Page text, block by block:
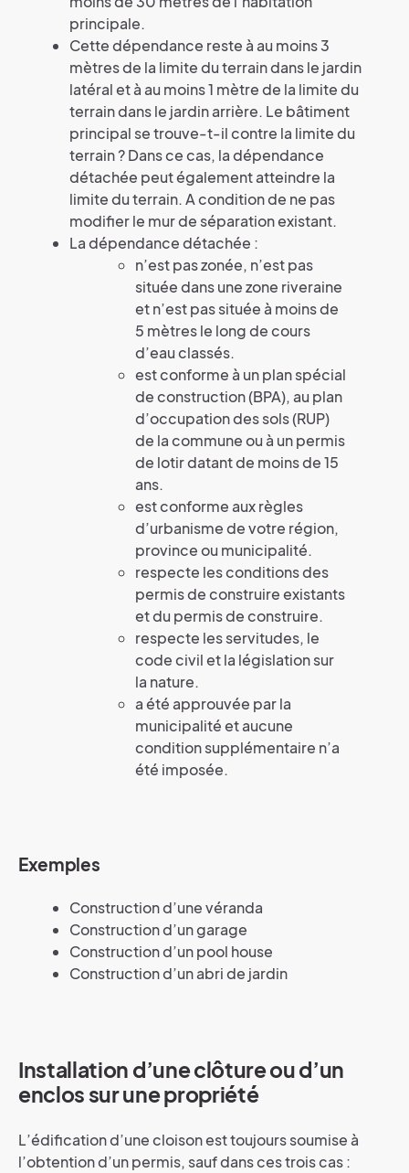
principale.
Cette dépendance reste à au moins 3
mètres de la limite du terrain dans le jardin
latéral et à au moins 1 mètre de la limite du
terrain dans le jardin arrière. Le bâtiment
principal se trouve-t-il contre la limite du
terrain ? Dans ce cas, la dépendance
détachée peut également atteindre la
limite du terrain. A condition de ne pas
modifier le mur de séparation existant.
La dépendance détachée :
n’est pas zonée, n’est pas
située dans une zone riveraine
et n’est pas située à moins de
5 mètres le long de cours
d’eau classés.
est conforme à un plan spécial
de construction (BPA), au plan
d’occupation des sols (RUP)
de la commune ou à un permis
de lotir datant de moins de 15
ans.
est conforme aux règles
d’urbanisme de votre région,
province ou municipalité.
respecte les conditions des
permis de construire existants
et du permis de construire.
respecte les servitudes, le
code civil et la législation sur
la nature.
a été approuvée par la
municipalité et aucune
condition supplémentaire n’a
été imposée.
Exemples
Construction d’une véranda
Construction d’un garage
Construction d’un pool house
Construction d’un abri de jardin
Installation d’une clôture ou d’un
enclos sur une propriété
L’édification d’une cloison est toujours soumise à
l’obtention d’un permis, sauf dans ces trois cas :